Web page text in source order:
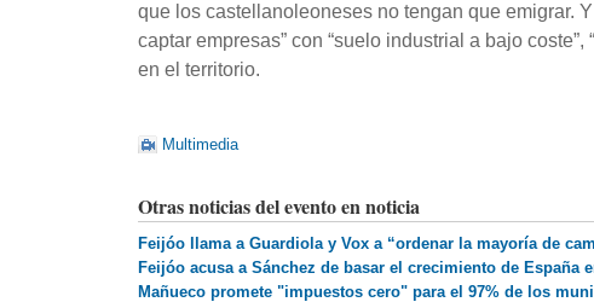
que los castellanoleoneses no tengan que emigrar.
captar empresas” con “suelo industrial a bajo
en el territorio.
Multimedia
Otras noticias del evento en noticia
Feijóo llama a Guardiola y Vox a “ordenar la mayoría de
Feijóo acusa a Sánchez de basar el crecimiento de España
Mañueco promete "impuestos cero" para el 97% de los